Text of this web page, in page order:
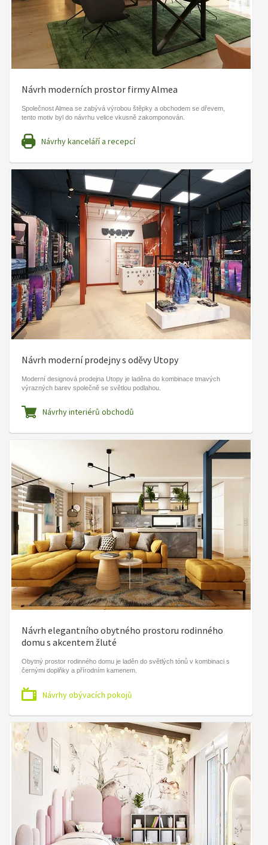
Návrh moderních prostor firmy Almea
Společnost Almea se zabývá výrobou štěpky a obchodem se dřevem,
tento motiv byl do návrhu velice vkusně zakomponován.
Návrhy kanceláří a recepcí
Návrh moderní prodejny s oděvy Utopy
Moderní designová prodejna Utopy je laděna do kombinace tmavých
výrazných barev společně se světlou podlahou.
Návrhy interiérů obchodů
Návrh elegantního obytného prostoru rodinného
domu s akcentem žluté
Obytný prostor rodinného domu je laděn do světlých tónů v kombinaci s
černými doplňky a přírodním kamenem.
Návrhy obývacích pokojů